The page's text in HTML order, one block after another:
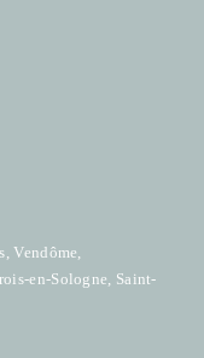
Vendôme,
en-Sologne, Saint-